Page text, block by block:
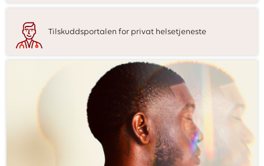
Tilskuddsportalen for privat helsetjeneste